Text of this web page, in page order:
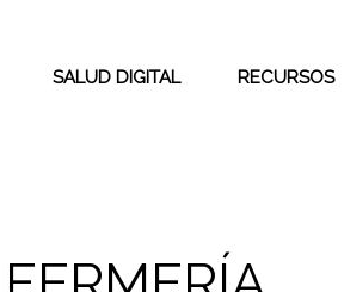
SALUD DIGITAL RECURSOS